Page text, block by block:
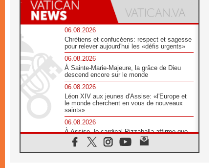
06.08.2026
Chrétiens et confucéens: respect et sagesse
pour relever aujourd'hui les «défis urgents»
06.08.2026
À Sainte-Marie-Majeure, la grâce de Dieu
descend encore sur le monde
06.08.2026
Léon XIV aux jeunes d'Assise: «l'Europe et
le monde cherchent en vous de nouveaux
saints»
06.08.2026
À Assise, le cardinal Pizzaballa affirme que
«les chrétiens veulent la paix»
06.08.2026